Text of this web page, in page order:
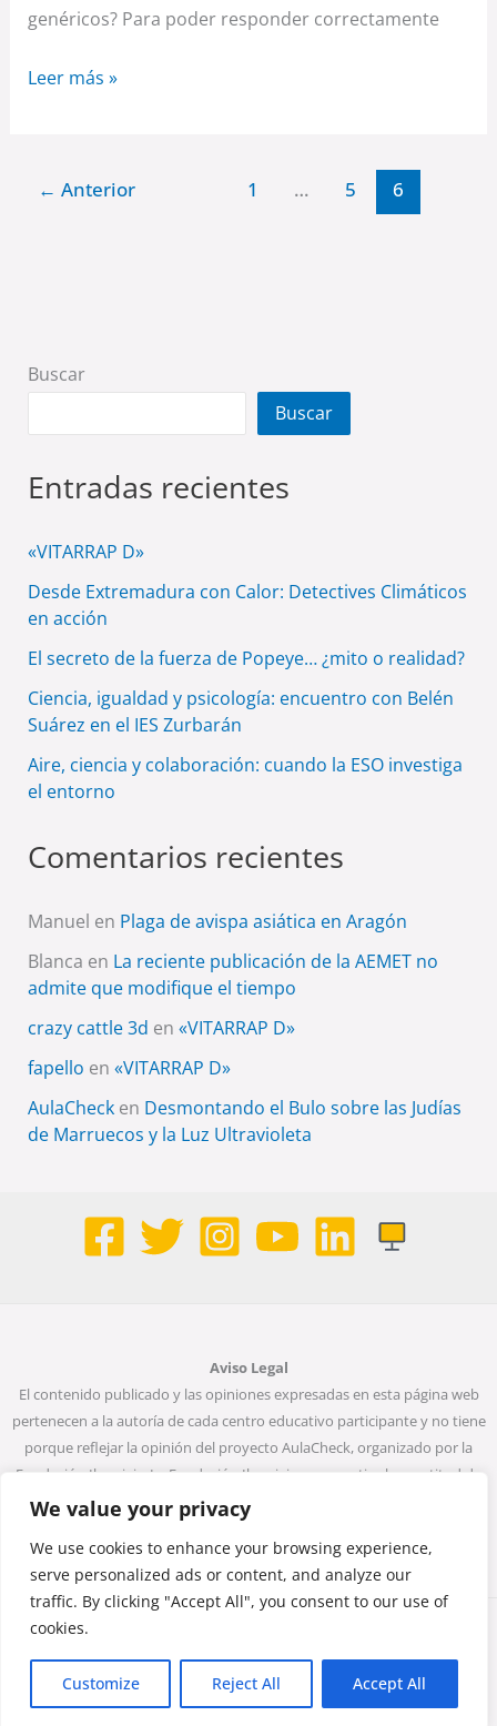
We value your privacy
We use cookies to enhance your browsing experience,
serve personalized ads or content, and analyze our
traffic. By clicking "Accept All", you consent to our use of
cookies.
Customize Reject All Accept All
genéricos? Para poder responder correctamente
Leer más »
← Anterior 1 … 5 6
Buscar
Buscar
Entradas recientes
«VITARRAP D»
Desde Extremadura con Calor: Detectives Climáticos
en acción
El secreto de la fuerza de Popeye… ¿mito o realidad?
Ciencia, igualdad y psicología: encuentro con Belén
Suárez en el IES Zurbarán
Aire, ciencia y colaboración: cuando la ESO investiga
el entorno
Comentarios recientes
Manuel en Plaga de avispa asiática en Aragón
Blanca en La reciente publicación de la AEMET no
admite que modifique el tiempo
crazy cattle 3d en «VITARRAP D»
fapello en «VITARRAP D»
AulaChecken Desmontando el Bulo sobre las Judías
de Marruecos y la Luz Ultravioleta
Aviso Legal
El contenido publicado y las opiniones expresadas en esta página web
pertenecen a la autoría de cada centro educativo participante y no tiene
porque reflejar la opinión del proyecto AulaCheck, organizado por la
Fundación Ibercivis. La Fundación Ibercivis no garantiza la exactitud de
todos los datos incluidos en las entradas de la web. Ni la Fundación
Ibercivis ni ninguna persona que actúe en su nombre será considerada
responsable del uso que pueda darse a la información que contiene.
Copyright © 2026 Monta una noticia, desmonta un bulo